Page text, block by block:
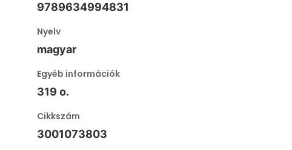
9789634994831
Nyelv
magyar
Egyéb információk
319 o.
Cikkszám
3001073803